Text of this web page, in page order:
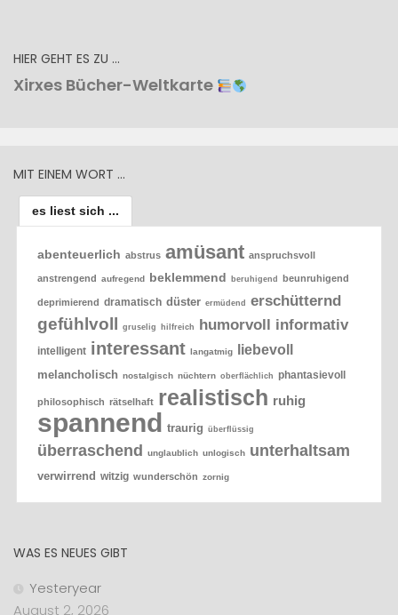
HIER GEHT ES ZU …
Xirxes Bücher-Weltkarte
MIT EINEM WORT …
es liest sich ...
abenteuerlich abstrus amüsant anspruchsvoll
anstrengend aufregend beklemmend beruhigend beunruhigend
deprimierend dramatisch düster ermüdend erschütternd
gefühlvoll gruselig hilfreich humorvoll informativ
intelligent interessant langatmig liebevoll
melancholisch nostalgisch nüchtern oberflächlich phantasievoll
philosophisch rätselhaft realistisch ruhig
spannend traurig überflüssig
überraschend unglaublich unlogisch unterhaltsam
verwirrend witzig wunderschön zornig
WAS ES NEUES GIBT
Yesteryear
August 2, 2026